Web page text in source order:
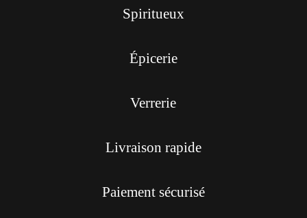
Spiritueux
Épicerie
Verrerie
Livraison rapide
Paiement sécurisé